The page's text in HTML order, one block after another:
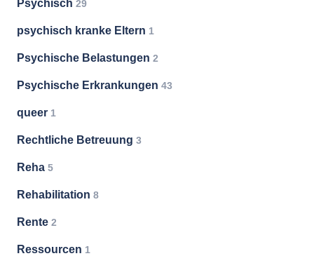
Psychisch 29
psychisch kranke Eltern 1
Psychische Belastungen 2
Psychische Erkrankungen 43
queer 1
Rechtliche Betreuung 3
Reha 5
Rehabilitation 8
Rente 2
Ressourcen 1